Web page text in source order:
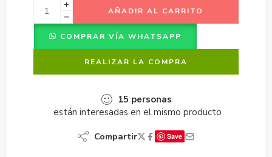
AÑADIR AL CARRITO
COMPRAR VÍA WHATSAPP
REALIZAR LA COMPRA
15 personas
están interesadas en el mismo producto
Compartir
Save